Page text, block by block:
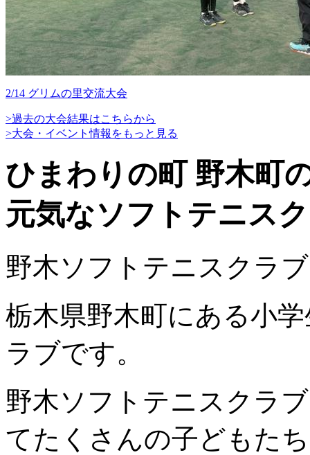
2/14 グリムの里交流大会
>過去の大会結果はこちらから
>大会・イベント情報をもっと見る
ひまわりの町 野木町
元気なソフトテニス
野木ソフトテニスクラ
栃木県野木町にある小
ラブです。
野木ソフトテニスクラ
てたくさんの子どもた